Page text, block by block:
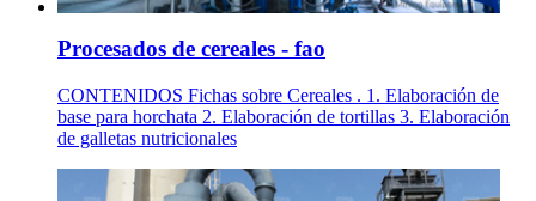
Procesados de cereales - fao
CONTENIDOS Fichas sobre Cereales . 1. Elaboración de
base para horchata 2. Elaboración de tortillas 3. Elaboración
de galletas nutricionales